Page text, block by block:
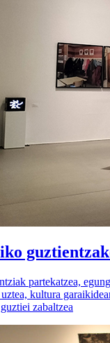
partekatzea,
kultura
zabaltzea